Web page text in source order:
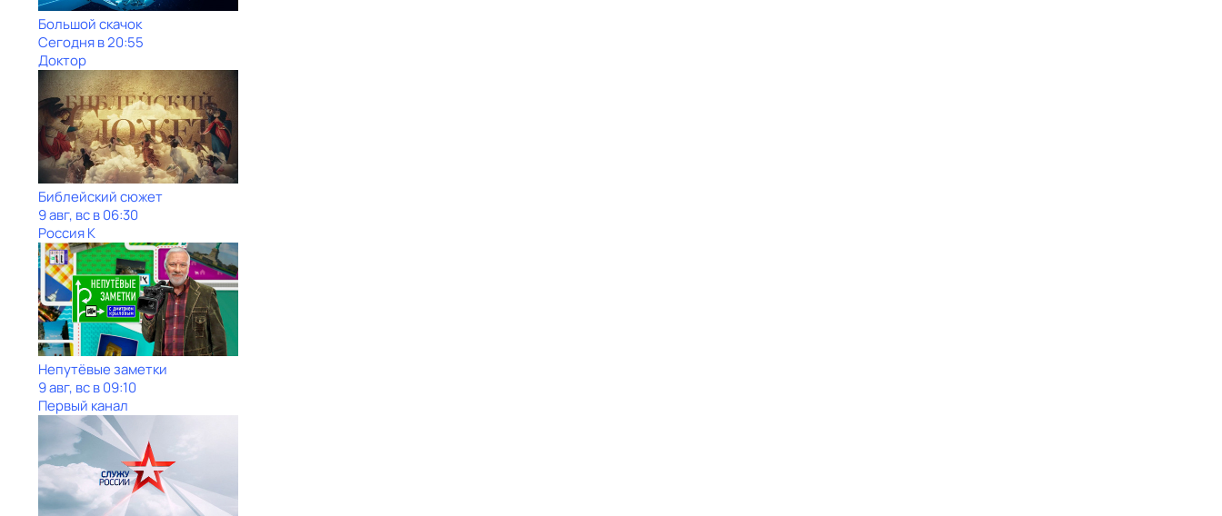
Большой скачок
Сегодня в 20:55
Доктор
Библейский сюжет
9 авг, вс в 06:30
Россия К
Непутёвые заметки
9 авг, вс в 09:10
Первый канал